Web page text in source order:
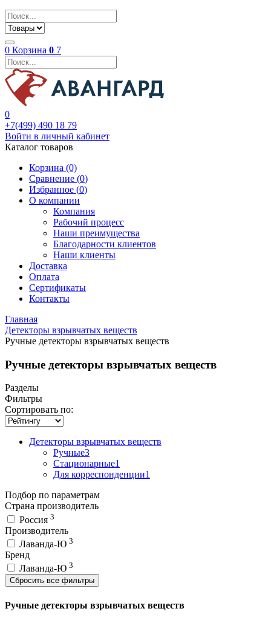
0 Корзина 0 7
0
+7(499) 490 18 79
Войти в личный кабинет
Каталог товаров
Корзина (0)
Сравнение (0)
Избранное (0)
О компании
Компания
Рабочий процесс
Наши преимущества
Благодарности клиентов
Наши клиенты
Доставка
Оплата
Сертификаты
Контакты
Главная
Детекторы взрывчатых веществ
Ручные детекторы взрывчатых веществ
Ручные детекторы взрывчатых веществ
Разделы
Фильтры
Сортировать по:
Детекторы взрывчатых веществ
Ручные3
Стационарные1
Для корреспонденции1
Подбор по параметрам
Страна производитель
Россия 3
Производитель
Лаванда-Ю 3
Бренд
Лаванда-Ю 3
Сбросить все фильтры
Ручные детекторы взрывчатых веществ